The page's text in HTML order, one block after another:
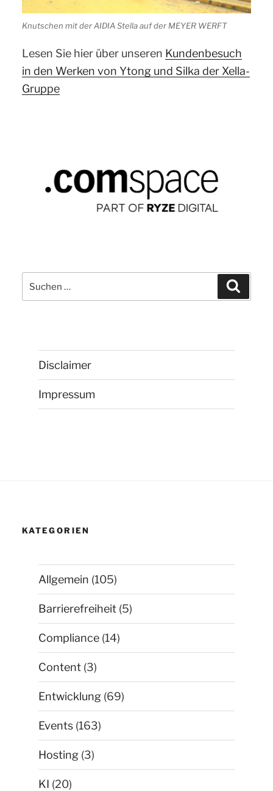
Knutschen mit der AIDIA Stella auf der MEYER WERFT
Lesen Sie hier über unseren Kundenbesuch
in den Werken von Ytong und Silka der Xella-
Gruppe
Suchen
nach:
Disclaimer
Impressum
KATEGORIEN
Allgemein (105)
Barrierefreiheit (5)
Compliance (14)
Content (3)
Entwicklung (69)
Events (163)
Hosting (3)
KI (20)